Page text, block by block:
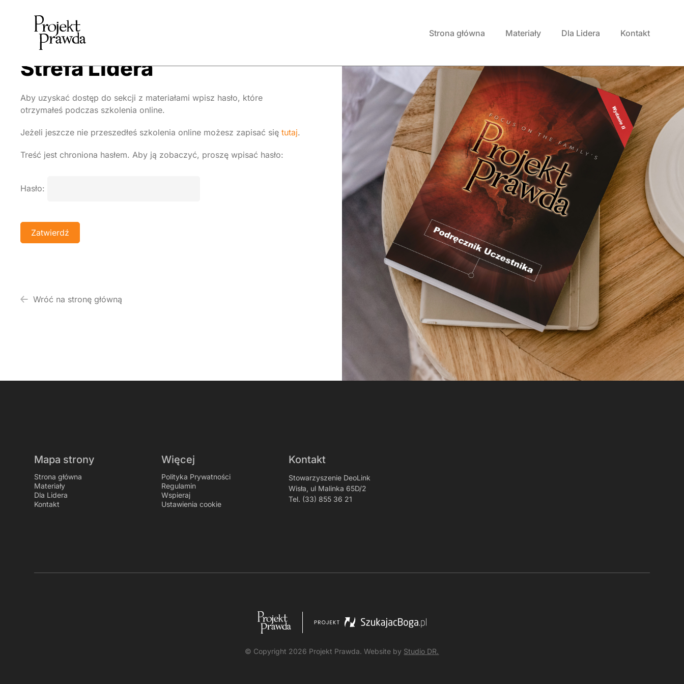
Strona główna Materiały Dla Lidera Kontakt
Strefa Lidera
Aby uzyskać dostęp do sekcji z materiałami wpisz hasło, które
otrzymałeś podczas szkolenia online.
Jeżeli jeszcze nie przeszedłeś szkolenia online możesz zapisać się tutaj.
Treść jest chroniona hasłem. Aby ją zobaczyć, proszę wpisać hasło:
Hasło:
Wróć na stronę główną
Mapa strony
Strona główna
Materiały
Dla Lidera
Kontakt
Więcej
Polityka Prywatności
Regulamin
Wspieraj
Ustawienia cookie
Kontakt
Stowarzyszenie DeoLink
Wisła, ul Malinka 65D/2
Tel. (33) 855 36 21
© Copyright 2026 Projekt Prawda. Website by Studio DR.